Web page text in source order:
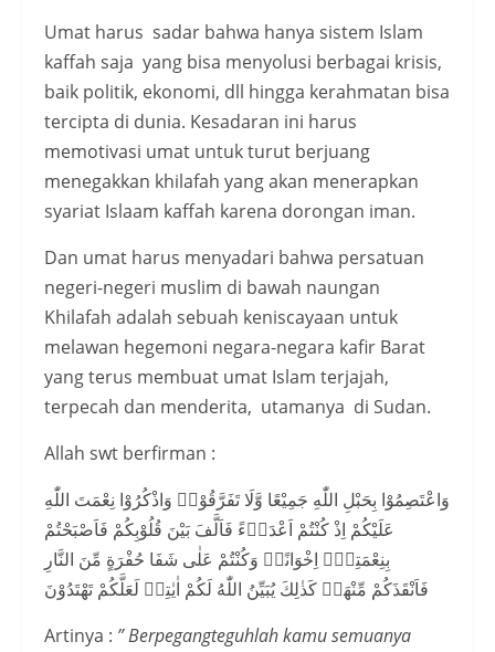
Umat harus sadar bahwa hanya sistem Islam
kaffah saja yang bisa menyolusi berbagai krisis,
baik politik, ekonomi, dll hingga kerahmatan bisa
tercipta di dunia. Kesadaran ini harus
memotivasi umat untuk turut berjuang
menegakkan khilafah yang akan menerapkan
syariat Islaam kaffah karena dorongan iman.
Dan umat harus menyadari bahwa persatuan
negeri-negeri muslim di bawah naungan
Khilafah adalah sebuah keniscayaan untuk
melawan hegemoni negara-negara kafir Barat
yang terus membuat umat Islam terjajah,
terpecah dan menderita, utamanya di Sudan.
Allah swt berfirman :
وَاعْتَصِمُوْا بِحَبْلِ اللّٰهِ جَمِيْعًا وَّلَا تَفَرَّقُوْاۖ وَاذْكُرُوْا نِعْمَتَ اللّٰهِ
عَلَيْكُمْ اِذْ كُنْتُمْ اَعْدَاۤءً فَاَلَّفَ بَيْنَ قُلُوْبِكُمْ فَاَصْبَحْتُمْ
بِنِعْمَتِهٖٓ اِخْوَانًاۚ وَكُنْتُمْ عَلٰى شَفَا حُفْرَةٍ مِّنَ النَّارِ
فَاَنْقَذَكُمْ مِّنْهَاۗ كَذٰلِكَ يُبَيِّنُ اللّٰهُ لَكُمْ اٰيٰتِهٖ لَعَلَّكُمْ تَهْتَدُوْنَ
Artinya : ” Berpegangteguhlah kamu semuanya